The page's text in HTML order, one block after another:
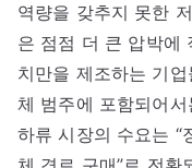
역량을 갖추지 못한
은 점점 더 큰 압박에
치만을 제조하는 기
체 범주에 포함되어
하류 시장의 수요는 “